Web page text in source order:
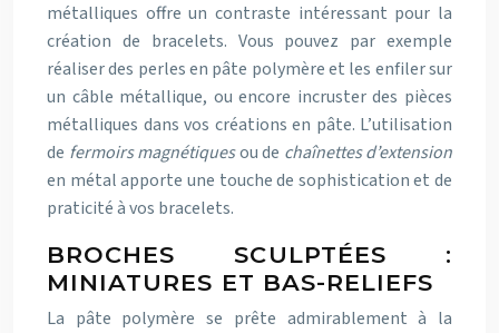
métalliques offre un contraste intéressant pour la
création de bracelets. Vous pouvez par exemple
réaliser des perles en pâte polymère et les enfiler sur
un câble métallique, ou encore incruster des pièces
métalliques dans vos créations en pâte. L’utilisation
de fermoirs magnétiquesou de chaînettes d’extension
en métal apporte une touche de sophistication et de
praticité à vos bracelets.
BROCHES SCULPTÉES :
MINIATURES ET BAS-RELIEFS
La pâte polymère se prête admirablement à la